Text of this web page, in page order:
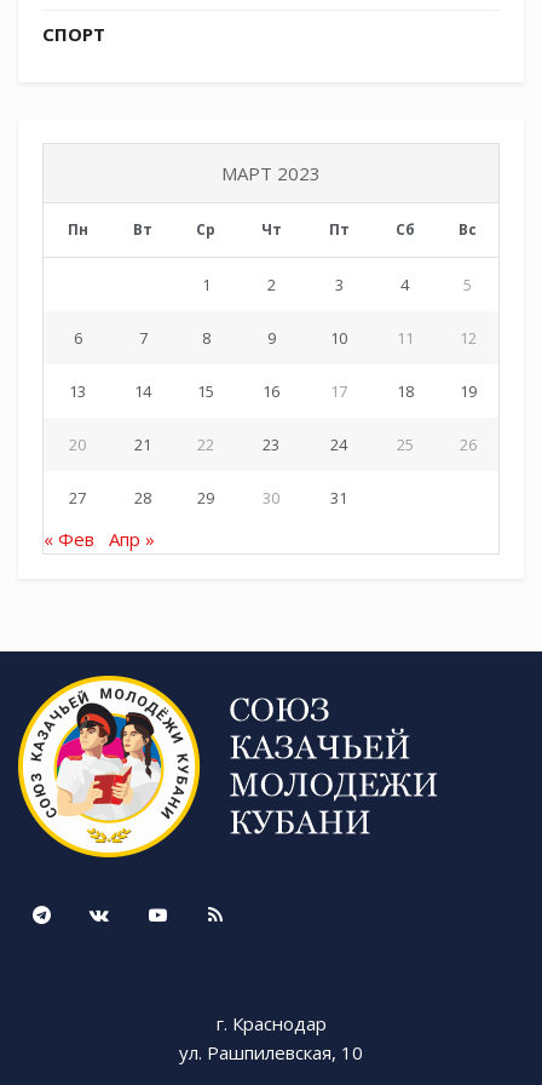
Источник СКМК:https://t.me/molodezhkubani
СПОРТ
МАРТ 2023
Пн Вт Ср Чт Пт Сб Вс
1 2 3 4 5
6 7 8 9 10 11 12
13 14 15 16 17 18 19
20 21 22 23 24 25 26
27 28 29 30 31
« Фев Апр »
г. Краснодар
ул. Рашпилевская, 10